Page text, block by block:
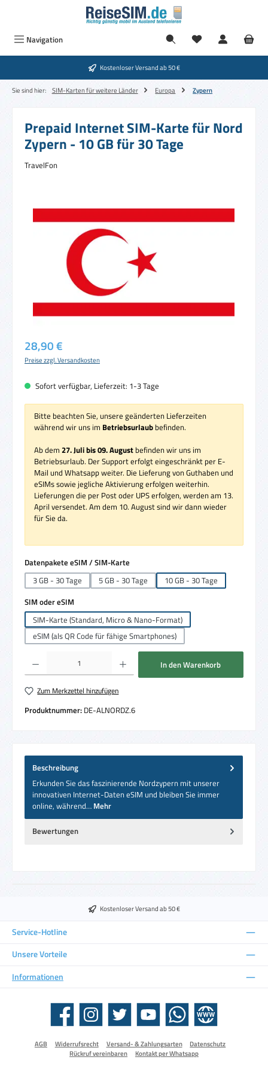
Zum Hauptinhalt springen
Navigation
Kostenloser Versand ab 50 €
Sie sind hier: SIM-Karten für weitere Länder Europa Zypern
Prepaid Internet SIM-Karte für Nord
Zypern - 10 GB für 30 Tage
TravelFon
Regulärer Preis:
28,90 €
Preise zzgl. Versandkosten
Sofort verfügbar, Lieferzeit: 1-3 Tage
Bitte beachten Sie, unsere geänderten Lieferzeiten
während wir uns im Betriebsurlaub befinden.
Ab dem 27. Juli bis 09. August befinden wir uns im
Betriebsurlaub. Der Support erfolgt eingeschränkt per E-
Mail und Whatsapp weiter. Die Lieferung von Guthaben und
eSIMs sowie jegliche Aktivierung erfolgen weiterhin.
Lieferungen die per Post oder UPS erfolgen, werden am 13.
April versendet. Am dem 10. August sind wir dann wieder
für Sie da.
Datenpakete eSIM / SIM-Karte
3 GB - 30 Tage
5 GB - 30 Tage
10 GB - 30 Tage
SIM oder eSIM
SIM-Karte (Standard, Micro & Nano-Format)
eSIM (als QR Code für fähige Smartphones)
Produkt Anzahl: Gib den gewünschten Wert ein oder benutze die Schaltflächen um
In den Warenkorb
Zum Merkzettel hinzufügen
Produktnummer: DE-ALNORDZ.6
Beschreibung
Erkunden Sie das faszinierende Nordzypern mit unserer
innovativen Internet-Daten eSIM und bleiben Sie immer
online, während… Mehr
Bewertungen
Kostenloser Versand ab 50 €
Service-Hotline
Unsere Vorteile
Informationen
Facebook Instagram Twitter YouTube WhatsApp Website
AGB Widerrufsrecht Versand- & Zahlungsarten
Datenschutz
Rückruf vereinbaren
Kontakt per Whatsapp